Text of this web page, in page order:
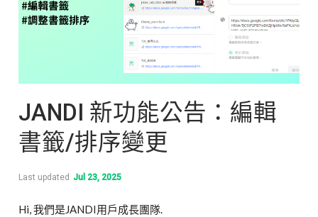
JANDI 新功能公告：編輯
書籤/排序變更
Last updated Jul 23, 2025
Hi, 我們是JANDI用戶成長團隊.